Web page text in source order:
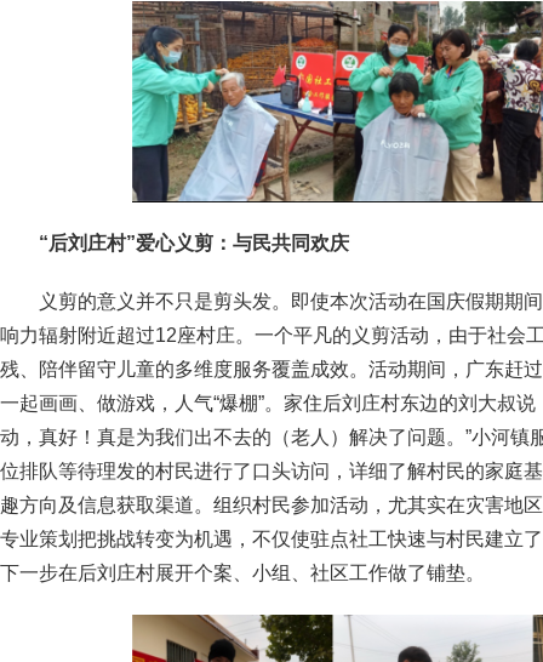
“后刘庄村”爱心义剪 ： 与民共同欢庆
义剪的意义并不只是剪头发。即使本次活动在国庆假期期
响力辐射附近超过12座村庄。一个平凡的义剪活动，由于社会
残、陪伴留守儿童的多维度服务覆盖成效。活动期间，广东赶
一起画画、做游戏，人气“爆棚”。家住后刘庄村东边的刘大叔
动，真好！真是为我们出不去的（老人）解决了问题。”小河镇
位排队等待理发的村民进行了口头访问，详细了解村民的家庭
趣方向及信息获取渠道。组织村民参加活动，尤其实在灾害地
专业策划把挑战转变为机遇，不仅使驻点社工快速与村民建立
下一步在后刘庄村展开个案、小组、社区工作做了铺垫。